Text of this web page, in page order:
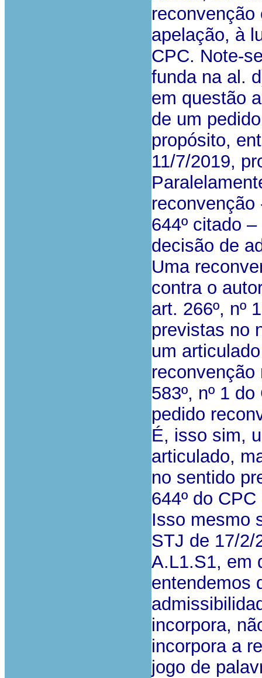
apelação, à
CPC. Note-
funda na al.
em questão
de um
propósito,
11/7/2019,
reconvenção
644º citado
decisão de
Uma
contra o
art. 266º, nº
previstas no
um
583º, nº 1
pedido
É, isso sim,
articulado,
no sentido
644º do
Isso mesmo
STJ de 17/2/
A.L1.S1, em
entendemos
incorpora,
incorpora a
jogo de